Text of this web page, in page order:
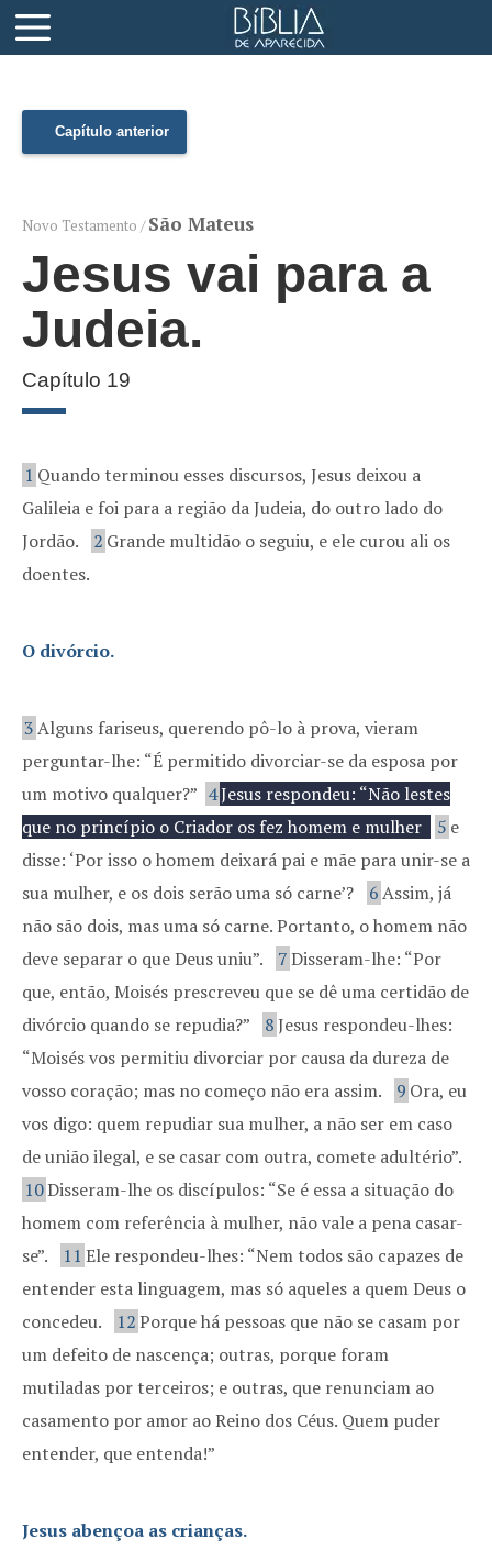
Capítulo anterior
Novo Testamento /São Mateus
Jesus vai para a
Judeia.
Capítulo 19
1 Quando terminou esses discursos, Jesus deixou a
Galileia e foi para a região da Judeia, do outro lado do
Jordão.
2 Grande multidão o seguiu, e ele curou ali os
doentes.
O divórcio.
3Alguns fariseus, querendo pô-lo à prova, vieram
perguntar-lhe: “É permitido divorciar-se da esposa por
um motivo qualquer?” 4Jesus respondeu: “Não lestes
que no princípio o Criador os fez homem e mulher
5 e
disse: ‘Por isso o homem deixará pai e mãe para unir-se a
sua mulher, e os dois serão uma só carne’?
6Assim, já
não são dois, mas uma só carne. Portanto, o homem não
deve separar o que Deus uniu”.
7Disseram-lhe: “Por
que, então, Moisés prescreveu que se dê uma certidão de
divórcio quando se repudia?”
8Jesus respondeu-lhes:
“Moisés vos permitiu divorciar por causa da dureza de
vosso coração; mas no começo não era assim.
9 Ora, eu
vos digo: quem repudiar sua mulher, a não ser em caso
de união ilegal, e se casar com outra, comete adultério”.
10Disseram-lhe os discípulos: “Se é essa a situação do
homem com referência à mulher, não vale a pena casar-
se”.
11 Ele respondeu-lhes: “Nem todos são capazes de
entender esta linguagem, mas só aqueles a quem Deus o
concedeu.
12Porque há pessoas que não se casam por
um defeito de nascença; outras, porque foram
mutiladas por terceiros; e outras, que renunciam ao
casamento por amor ao Reino dos Céus. Quem puder
entender, que entenda!”
Jesus abençoa as crianças.